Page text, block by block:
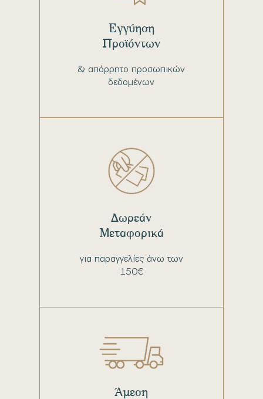
& απόρρητο προσωπικών
δεδομένων
Εγγύηση
Προϊόντων
για παραγγελίες άνω των
150€
Δωρεάν
Μεταφορικά
Άμεση